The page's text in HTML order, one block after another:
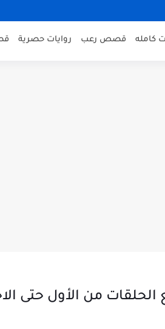
كامله قصص رعب روايات حصرية
الحلقات من الأول حتى